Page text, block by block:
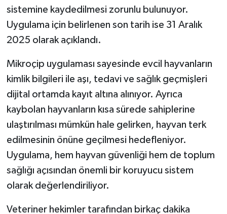
sistemine kaydedilmesi zorunlu bulunuyor.
Uygulama için belirlenen son tarih ise 31 Aralık
2025 olarak açıklandı.
Mikroçip uygulaması sayesinde evcil hayvanların
kimlik bilgileri ile aşı, tedavi ve sağlık geçmişleri
dijital ortamda kayıt altına alınıyor. Ayrıca
kaybolan hayvanların kısa sürede sahiplerine
ulaştırılması mümkün hale gelirken, hayvan terk
edilmesinin önüne geçilmesi hedefleniyor.
Uygulama, hem hayvan güvenliği hem de toplum
sağlığı açısından önemli bir koruyucu sistem
olarak değerlendiriliyor.
Veteriner hekimler tarafından birkaç dakika